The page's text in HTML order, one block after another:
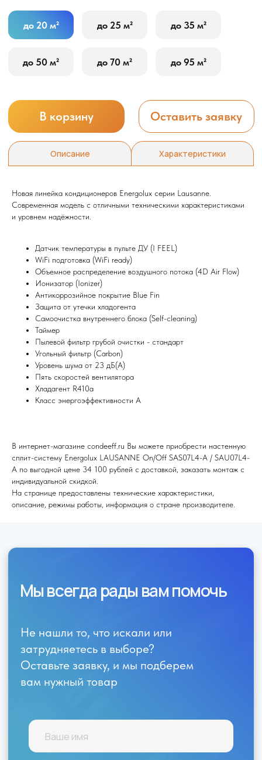
Новая линейка кондиционеров Energolux серии Lausanne.
Современная модель с отличными техническими характеристиками
и уровнем надёжности.
Датчик температуры в пульте ДУ (I FEEL)
WiFi подготовка (WiFi ready)
Объемное распределение воздушного потока (4D Air Flow)
Ионизатор (Ionizer)
Антикоррозийное покрытие Blue Fin
Защита от утечки хладогента
Самоочистка внутреннего блока (Self-cleaning)
Таймер
Пылевой фильтр грубой очистки - стандарт
Угольный фильтр (Carbon)
Уровень шума от 23 дБ(А)
Пять скоростей вентилятора
Хладагент R410a
Класс энергоэффективности A
В интернет-магазине condeeff.ru Вы можете приобрести настенную
сплит-систему Energolux LAUSANNE On/Off SAS07L4-A / SAU07L4-
A по выгодной цене 34 100 рублей с доставкой, заказать монтаж с
индивидуальной скидкой.
На странице предоставлены технические характеристики,
описание, режимы работы, информация о стране производителе.
Я согласен (на) с политикой обработки персональных данных
Отправить
Не нашли то, что искали или
затрудняетесь в выборе?
Оставьте заявку, и мы подберем
вам нужный товар
Мы всегда рады вам помочь